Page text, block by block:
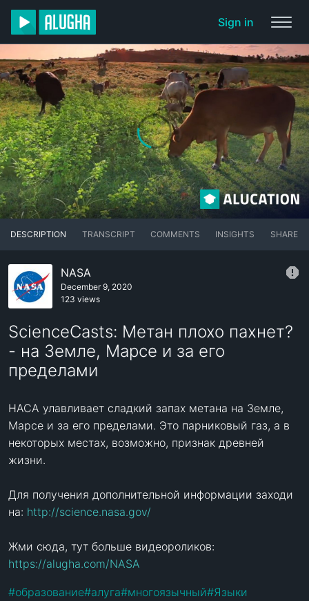
Sign in
DESCRIPTION TRANSCRIPT COMMENTS INSIGHTS SHARE
NASA
December 9, 2020
123 views
ScienceCasts: Метан плохо пахнет?
- на Земле, Марсе и за его
пределами
НАСА улавливает сладкий запах метана на Земле,
Марсе и за его пределами. Это парниковый газ, а в
некоторых местах, возможно, признак древней
жизни.
Для получения дополнительной информации заходи
на: http://science.nasa.gov/
https://alugha.com/NASA
#образование#алуга#многоязычный#Языки